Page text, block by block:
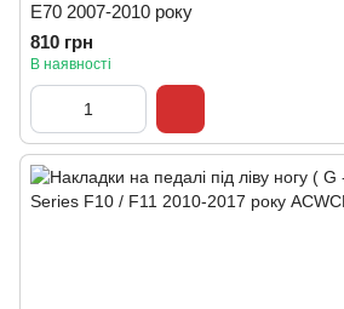
E70 2007-2010 року
810 грн
В наявності